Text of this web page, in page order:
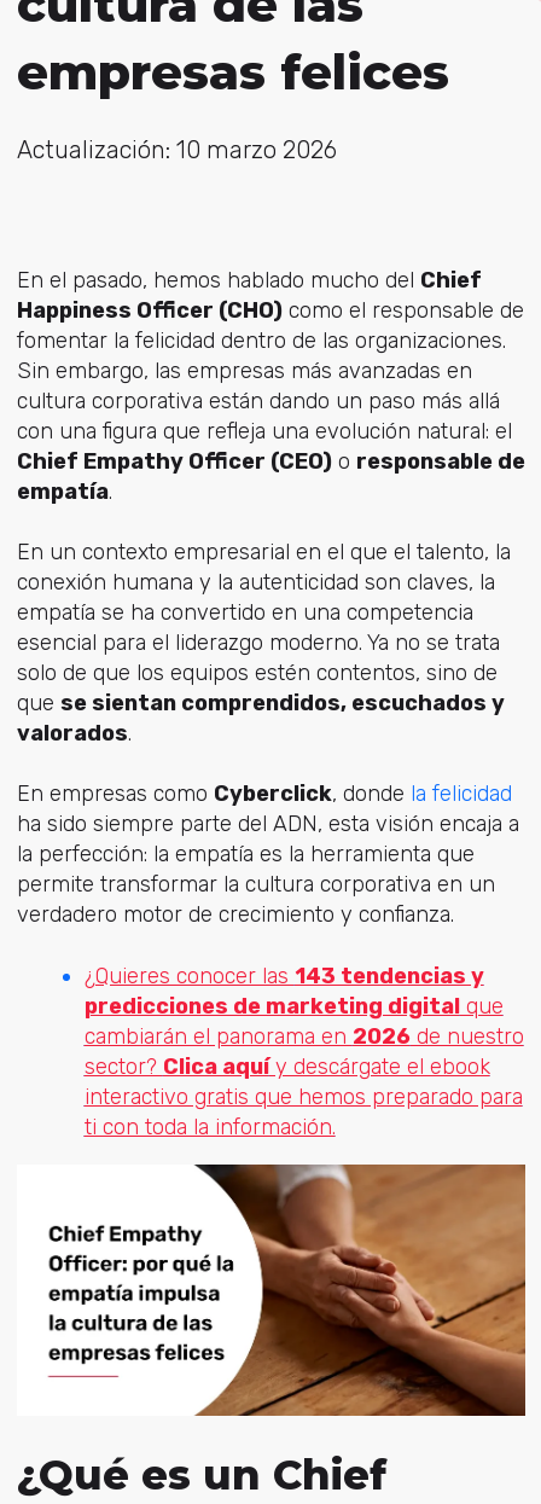
empresas felices
Actualización: 10 marzo 2026
En el pasado, hemos hablado mucho del Chief
Happiness Officer (CHO)como el responsable de
fomentar la felicidad dentro de las organizaciones.
Sin embargo, las empresas más avanzadas en
cultura corporativa están dando un paso más allá
con una figura que refleja una evolución natural: el
Chief Empathy Officer (CEO)o responsable de
empatía.
En un contexto empresarial en el que el talento, la
conexión humana y la autenticidad son claves, la
empatía se ha convertido en una competencia
esencial para el liderazgo moderno. Ya no se trata
solo de que los equipos estén contentos, sino de
que se sientan comprendidos, escuchados y
valorados.
En empresas como Cyberclick, donde la felicidad
ha sido siempre parte del ADN, esta visión encaja a
la perfección: la empatía es la herramienta que
permite transformar la cultura corporativa en un
verdadero motor de crecimiento y confianza.
¿Quieres conocer las 143 tendencias y
predicciones de marketing digitalque
cambiarán el panorama en 2026de nuestro
sector? Clica aquíy descárgate el ebook
interactivo gratis que hemos preparado para
ti con toda la información.
¿Qué es un Chief